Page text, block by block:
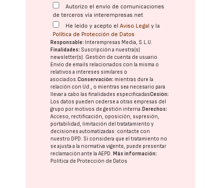
Autorizo el envío de comunicaciones
de terceros vía interempresas.net
He leído y acepto elAviso Legal y la
Política de Protección de Datos
Responsable: Interempresas Media, S.L.U.
Finalidades: Suscripción a nuestra(s)
newsletter(s). Gestión de cuenta de usuario.
Envío de emails relacionados con la misma o
relativos a intereses similares o
asociados.Conservación: mientras dure la
relación con Ud., o mientras sea necesario para
llevar a cabo las finalidades especificadasCesión:
Los datos pueden cederse a otras empresas del
grupo por motivos de gestión interna.Derechos:
Acceso, rectificación, oposición, supresión,
portabilidad, limitación del tratatamiento y
decisiones automatizadas: contacte con
nuestro DPD. Si considera que el tratamiento no
se ajusta a la normativa vigente, puede presentar
reclamación ante laAEPD.Más información:
Política de Protección de Datos